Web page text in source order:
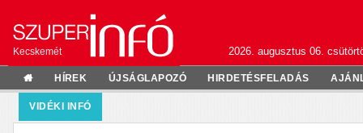
Kecskemét 2026. augusztus 06.
HÍREK ÚJSÁGLAPOZÓ HIRDETÉSFELADÁS
VIDÉKI INFÓ